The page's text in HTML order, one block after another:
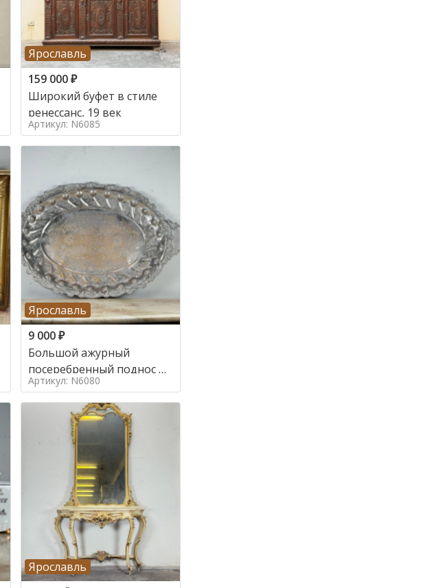
Ярославль
159 000₽
Широкий буфет в стиле
ренессанс, 19 век
Артикул: N6085
Ярославль
9 000₽
Большой ажурный
посеребренный поднос в
стиле
Артикул: N6080
Ярославль